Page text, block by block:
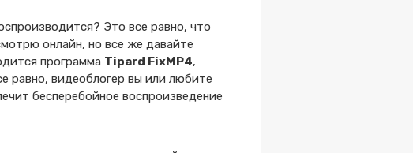
Это все равно, что
онлайн, но все же давайте
программа Tipard FixMP4,
равно, видеоблогер вы или любите
бесперебойное воспроизведение